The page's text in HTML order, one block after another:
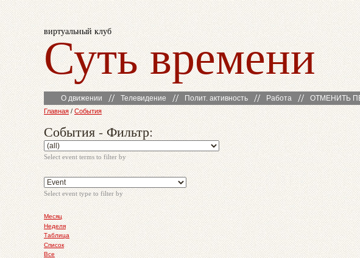
виртуальный клуб
Суть времени
О движении Телевидение Полит. активность Работа ОТМЕНИТЬ
Главная / События
События - Фильтр:
Select event terms to filter by
Select event type to filter by
Месяц
Неделя
Таблица
Список
Все